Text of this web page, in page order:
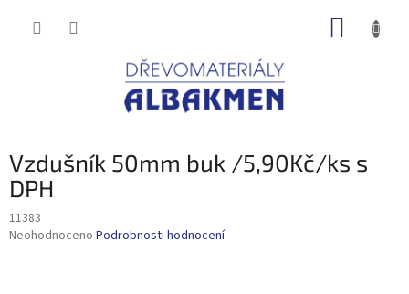
Vzdušník 50mm buk /5,90Kč/ks s
DPH
11383
Průměrné
Neohodnoceno Podrobnosti hodnocení